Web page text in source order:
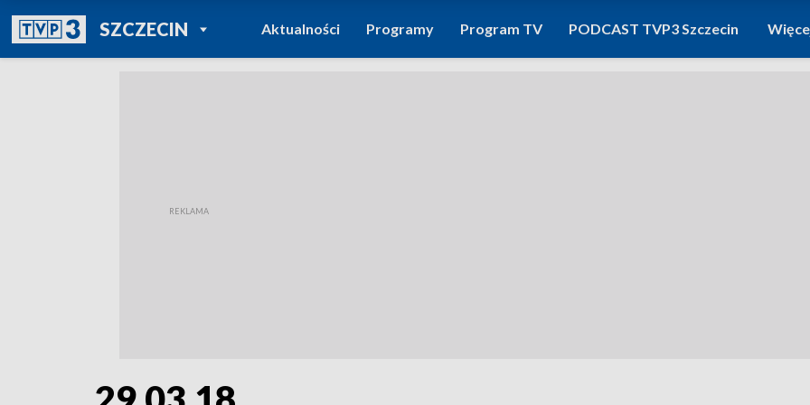
SZCZECINPOWRÓT DO
TVP REGIONY
Aktualności Programy Program TV PODCAST TVP3 Szczecin